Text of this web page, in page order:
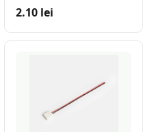
2.10 lei